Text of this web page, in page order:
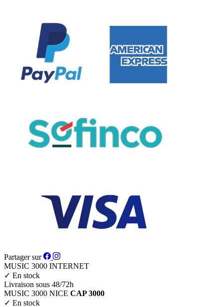
Partager sur
MUSIC 3000 INTERNET
✓ En stock
Livraison sous 48/72h
MUSIC 3000 NICE CAP 3000
✓ En stock